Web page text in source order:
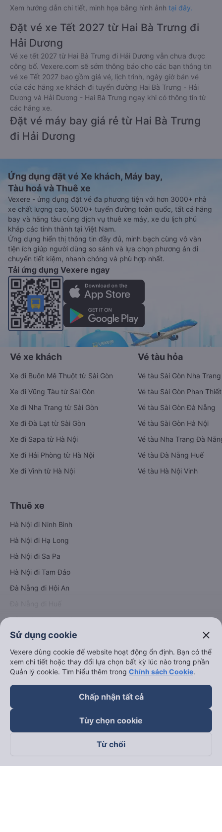
Xem hướng dẫn chi tiết, minh họa bằng hình ảnh tại đây.
Đặt vé xe Tết 2027 từ Hai Bà Trưng đi
Hải Dương
Vé xe tết 2027 từ Hai Bà Trưng đi Hải Dương vẫn chưa được
công bố. Vexere.com sẽ sớm thông báo cho các bạn thông tin
vé xe Tết 2027 bao gồm giá vé, lịch trình, ngày giờ bán vé
của các hãng xe khách đi tuyến đường Hai Bà Trưng - Hải
Dương và Hải Dương - Hai Bà Trưng ngay khi có thông tin từ
các hãng xe.
Đặt vé máy bay giá rẻ từ Hai Bà Trưng
đi Hải Dương
Ứng dụng đặt vé Xe khách, Máy bay,
Tàu hoả và Thuê xe
Vexere - ứng dụng đặt vé đa phương tiện với hơn 3000+ nhà
xe chất lượng cao, 5000+ tuyến đường toàn quốc, tất cả hãng
bay và hãng tàu cùng dịch vụ thuê xe máy, xe du lịch phủ
khắp các tỉnh thành tại Việt Nam.
Ứng dụng hiển thị thông tin đầy đủ, minh bạch cùng vô vàn
tiện ích giúp người dùng so sánh và lựa chọn phương án di
chuyển tiết kiệm, nhanh chóng và phù hợp nhất.
Tải ứng dụng Vexere ngay
Vé xe khách
Xe đi Buôn Mê Thuột từ Sài Gòn
Xe đi Vũng Tàu từ Sài Gòn
Xe đi Nha Trang từ Sài Gòn
Xe đi Đà Lạt từ Sài Gòn
Xe đi Sapa từ Hà Nội
Xe đi Hải Phòng từ Hà Nội
Xe đi Vinh từ Hà Nội
Vé tàu hỏa
Vé tàu Sài Gòn Nha Trang
Vé tàu Sài Gòn Phan Thiết
Vé tàu Sài Gòn Đà Nẵng
Vé tàu Sài Gòn Hà Nội
Vé tàu Nha Trang Đà
Vé tàu Đà Nẵng Huế
Vé tàu Hà Nội Vinh
Thuê xe
Hà Nội đi Ninh Bình
Hà Nội đi Hạ Long
Hà Nội đi Sa Pa
Hà Nội đi Tam Đảo
Đà Nẵng đi Hội An
Hải Phòng đi Hà Nội
keyboard_arrow_down
Về chúng tôi
keyboard_arrow_down
Trở thành đối tác
Sử dụng cookie close
Vexere dùng cookie để website hoạt động ổn định. Bạn có thể
xem chi tiết hoặc thay đổi lựa chọn bất kỳ lúc nào trong phần
Quản lý cookie. Tìm hiểu thêm trong Chính sách Cookie.
Chấp nhận tất cả
Tùy chọn cookie
Từ chối